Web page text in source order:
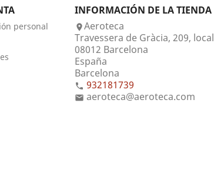
personal
INFORMACIÓN DE LA TIENDA
Aeroteca
Travessera de Gràcia, 209, local
08012 Barcelona
España
Barcelona
 932181739
 aeroteca@aeroteca.com